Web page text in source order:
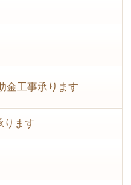
金工事承ります
ます